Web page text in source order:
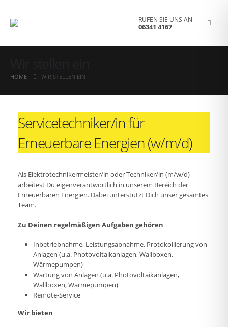
RUFEN SIE UNS AN
06341 4167
HOME WIR STELLEN EIN
Servicetechniker/in für
Erneuerbare Energien (w/m/d)
Als Elektrotechnikermeister/in oder Techniker/in (m/w/d)
arbeitest Du eigenverantwortlich in unserem Bereich der
Erneuerbaren Energien. Dabei unterstützt Dich unser gesamtes
Team.
Zu Deinen regelmäßigen Aufgaben gehören
Inbetriebnahme, Leistungsabnahme, Protokollierung von
Anlagen (u.a. Photovoltaikanlagen, Wallboxen,
Wärmepumpen)
Wartung von Anlagen (u.a. Photovoltaikanlagen,
Wallboxen, Wärmepumpen)
Remote-Service
Wir bieten